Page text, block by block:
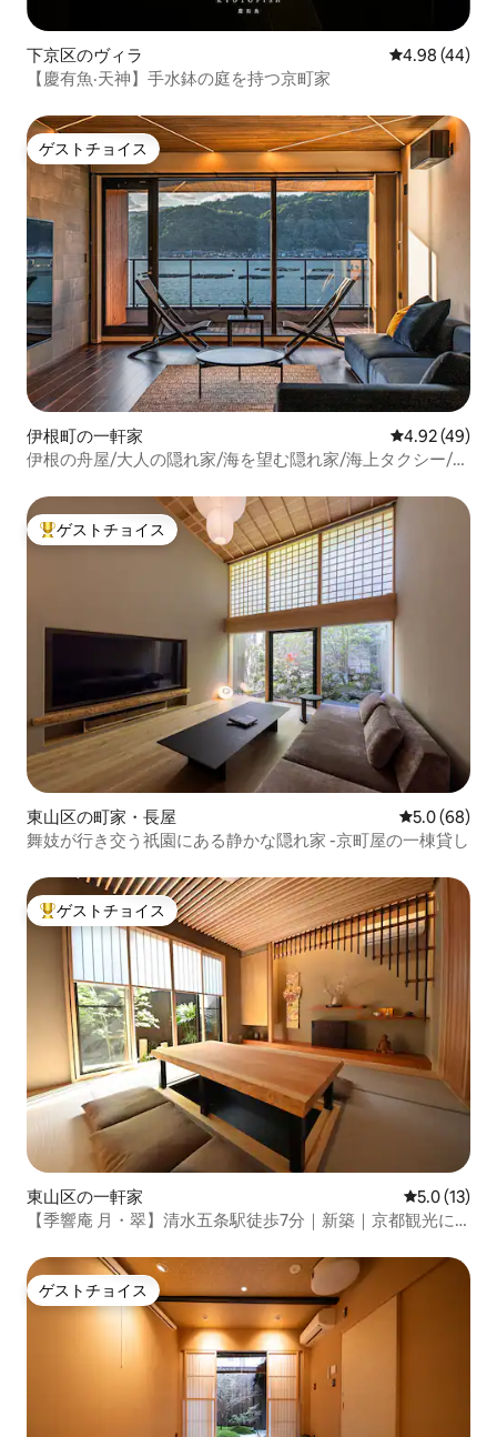
下京区のヴィラ レビュー44
4.98 (44)
【慶有魚·天神】手水鉢の庭を持つ京町家
ゲストチョイス
ゲストチョイス
伊根町の一軒家 レビュー49
4.92 (49)
伊根の舟屋/大人の隠れ家/海を望む隠れ家/海上タクシー/サ
大好評のゲストチョイスです。
ゲストチョイス
東山区の町家・長屋 レビュー68
5.0 (68)
舞妓が行き交う祇園にある静かな隠れ家 -京町屋の一棟貸し
大好評のゲストチョイスです。
ゲストチョイス
東山区の一軒家 レビュー13
5.0 (13)
【季響庵 月・翠】清水五条駅徒歩7分｜新築｜京都観光に
ゲストチョイス
ゲストチョイス